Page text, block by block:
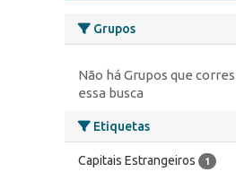
Grupos
Não há Grupos que
essa busca
Etiquetas
Capitais Estrangeiros 1